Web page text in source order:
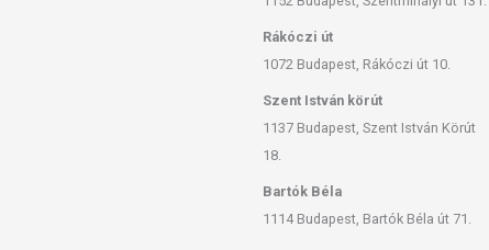
kombinált és gyulladt bőrre egyaránt.
lévő természetes hatóanyagok megoldást
származék, ami hozzájárul a bőr faggyútermelésének
Rákóczi út
1072 Budapest, Rákóczi út 10.
Szent István körút
1137 Budapest, Szent István Körút
18.
Bartók Béla
1114 Budapest, Bartók Béla út 71.